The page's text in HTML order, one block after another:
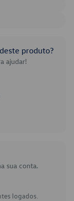
produto?
ajudar!
sua conta.
logados.